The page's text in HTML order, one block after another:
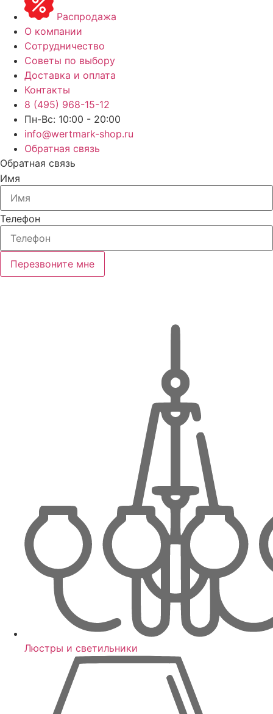
Распродажа
О компании
Сотрудничество
Советы по выбору
Доставка и оплата
Контакты
8 (495) 968-15-12
Пн-Вс: 10:00 - 20:00
info@wertmark-shop.ru
Обратная связь
Обратная связь
Имя
Телефон
Перезвоните мне
Люстры и светильники